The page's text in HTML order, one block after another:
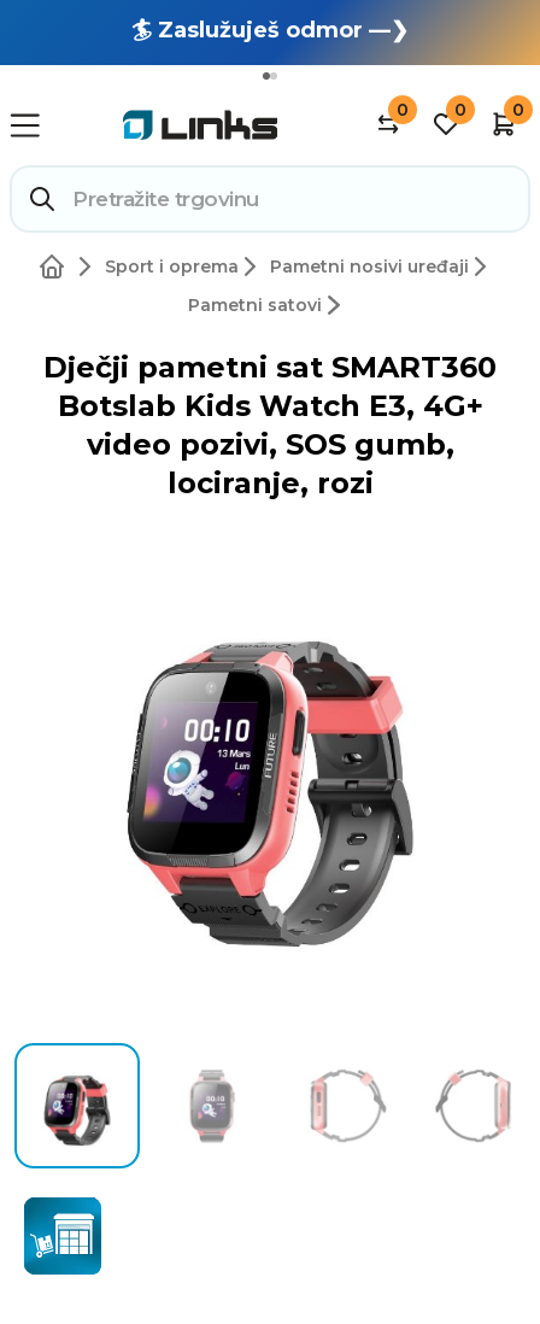
🏄 Zaslužuješ odmor —❯
🔥 OUTLET: TOTALNA RASPRODAJA —❯
0 0 0
Sport i oprema
Pametni nosivi uređaji
Pametni satovi
Dječji pametni sat SMART360
Botslab Kids Watch E3, 4G+
video pozivi, SOS gumb,
lociranje, rozi